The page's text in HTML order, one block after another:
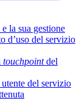
la sua gestione
d’uso del servizio
touchpointdel
del servizio